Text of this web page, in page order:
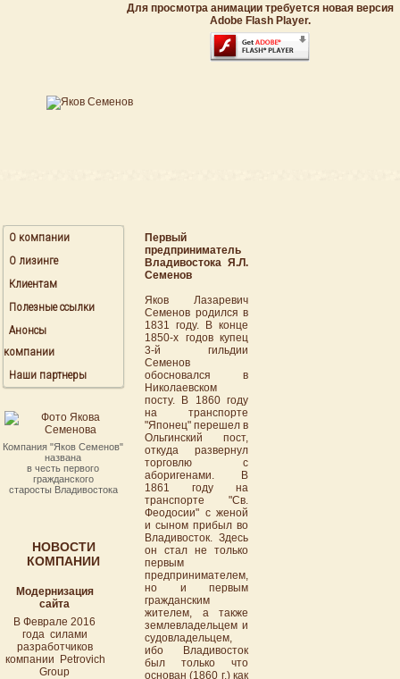
Для просмотра анимации требуется новая версия
Adobe Flash Player.
О компании
О лизинге
Клиентам
Полезные ссылки
Анонсы
компании
Наши партнеры
Компания "Яков Семенов"
названа
в честь первого
гражданского
старосты Владивостока
НОВОСТИ
КОМПАНИИ
Модернизация
сайта
В Феврале 2016
года силами
разработчиков
компании Petrovich
Group
Первый
предприниматель
Владивостока Я.Л.
Семенов
Яков Лазаревич
Семенов родился в
1831 году. В конце
1850-х годов купец
3-й гильдии
Семенов
обосновался в
Николаевском
посту. В 1860 году
на транспорте
"Японец" перешел в
Ольгинский пост,
откуда развернул
торговлю с
аборигенами. В
1861 году на
транспорте "Св.
Феодосии" с женой
и сыном прибыл во
Владивосток. Здесь
он стал не только
первым
предпринимателем,
но и первым
гражданским
жителем, а также
землевладельцем и
судовладельцем,
ибо Владивосток
был только что
основан (1860 г.) как